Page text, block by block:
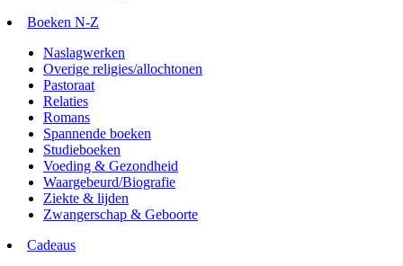
Boeken N-Z
Naslagwerken
Overige religies/allochtonen
Pastoraat
Relaties
Romans
Spannende boeken
Studieboeken
Voeding & Gezondheid
Waargebeurd/Biografie
Ziekte & lijden
Zwangerschap & Geboorte
Cadeaus